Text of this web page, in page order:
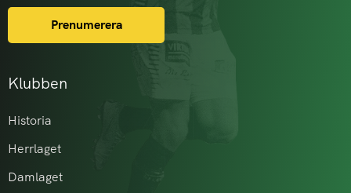
Klubben
Historia
Herrlaget
Damlaget
Prenumerera